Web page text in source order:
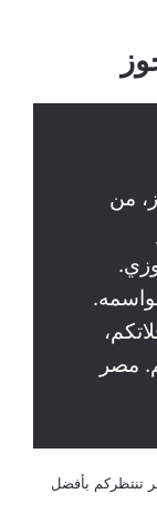
من
مصر
تنتظركم بأفضل